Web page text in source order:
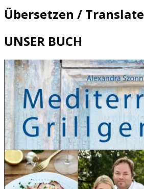
Übersetzen / Translate
UNSER BUCH